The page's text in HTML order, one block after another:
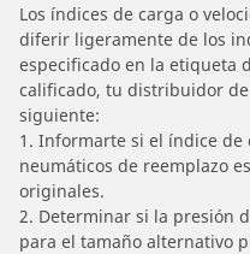
Los índices de carga o
diferir ligeramente de los
especificado en la etiqueta
calificado, tu distribuidor
siguiente:
1. Informarte si el índice de
neumáticos de reemplazo
originales.
2. Determinar si la presión
para el tamaño alternativo